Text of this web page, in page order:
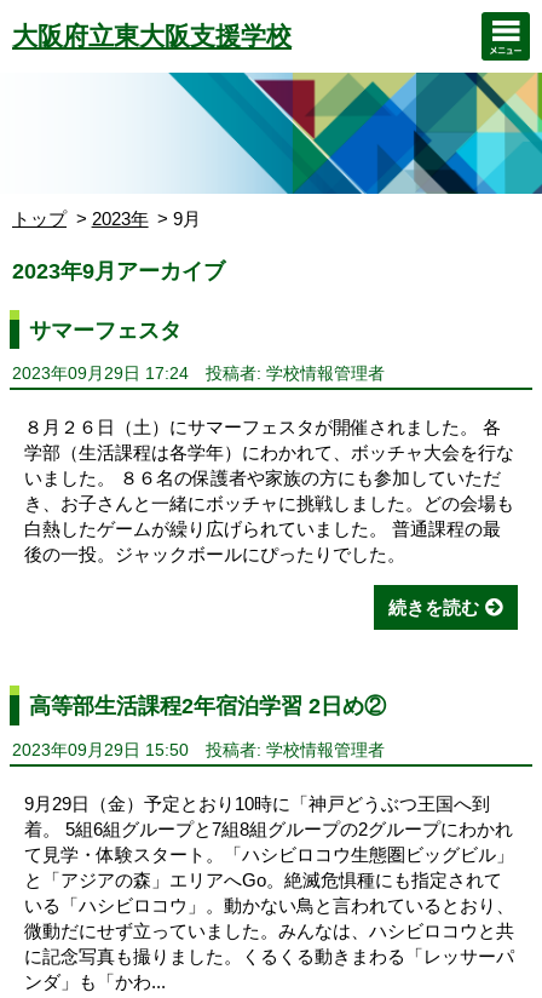
大阪府立東大阪支援学校
トップ 2023年 9月
2023年9月アーカイブ
サマーフェスタ
2023年09月29日 17:24 投稿者: 学校情報管理者
８月２６日（土）にサマーフェスタが開催されました。 各
学部（生活課程は各学年）にわかれて、ボッチャ大会を行な
いました。 ８６名の保護者や家族の方にも参加していただ
き、お子さんと一緒にボッチャに挑戦しました。どの会場も
白熱したゲームが繰り広げられていました。 普通課程の最
後の一投。ジャックボールにぴったりでした。
続きを読む
高等部生活課程2年宿泊学習 2日め②
2023年09月29日 15:50 投稿者: 学校情報管理者
9月29日（金）予定とおり10時に「神戸どうぶつ王国へ到
着。 5組6組グループと7組8組グループの2グループにわかれ
て見学・体験スタート。「ハシビロコウ生態圏ビッグビル」
と「アジアの森」エリアへGo。絶滅危惧種にも指定されて
いる「ハシビロコウ」。動かない鳥と言われているとおり、
微動だにせず立っていました。みんなは、ハシビロコウと共
に記念写真も撮りました。くるくる動きまわる「レッサーパ
ンダ」も「かわ...